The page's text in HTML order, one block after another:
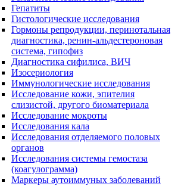
Гепатиты
Гистологические исследования
Гормоны репродукции, перинотальная
диагностика, ренин-альдестероновая
система, гипофиз
Диагностика сифилиса, ВИЧ
Изосериология
Иммунологические исследования
Исследование кожи, эпителия
слизистой, другого биоматериала
Исследование мокроты
Исследования кала
Исследования отделяемого половых
органов
Исследования системы гемостаза
(коагулограмма)
Маркеры аутоиммуных заболеваний